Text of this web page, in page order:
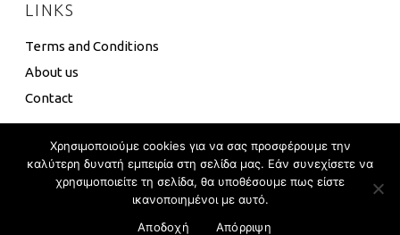
LINKS
Terms and Conditions
About us
Contact
4 Box © Eshop Development Global Touch
Χρησιμοποιούμε cookies για να σας προσφέρουμε την
καλύτερη δυνατή εμπειρία στη σελίδα μας. Εάν συνεχίσετε να
χρησιμοποιείτε τη σελίδα, θα υποθέσουμε πως είστε
ικανοποιημένοι με αυτό.
Αποδοχή
Απόρριψη